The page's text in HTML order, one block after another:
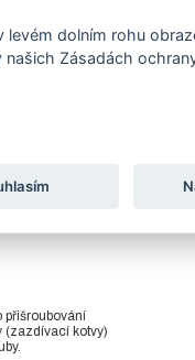
mm, ve spodní
parametrů:
přišroubování
(zazdívací kotvy)
levém dolním rohu
Zásadách